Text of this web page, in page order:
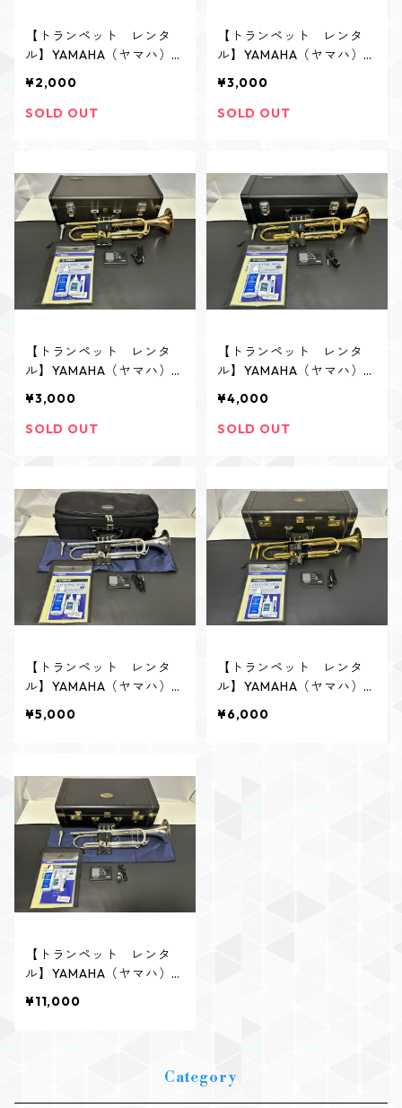
【トランペット レンタ
ル】YAMAHA（ヤマハ）
¥2,000
SOLD OUT
【トランペット レンタ
ル】YAMAHA（ヤマハ）
¥3,000
SOLD OUT
【トランペット レンタ
ル】YAMAHA（ヤマハ）
¥3,000
SOLD OUT
【トランペット レンタ
ル】YAMAHA（ヤマハ）
¥4,000
SOLD OUT
【トランペット レンタ
ル】YAMAHA（ヤマハ）
¥5,000
【トランペット レンタ
ル】YAMAHA（ヤマハ）
ン
¥6,000
【トランペット レンタ
ル】YAMAHA（ヤマハ）
善亮氏 選定品
¥11,000
Category